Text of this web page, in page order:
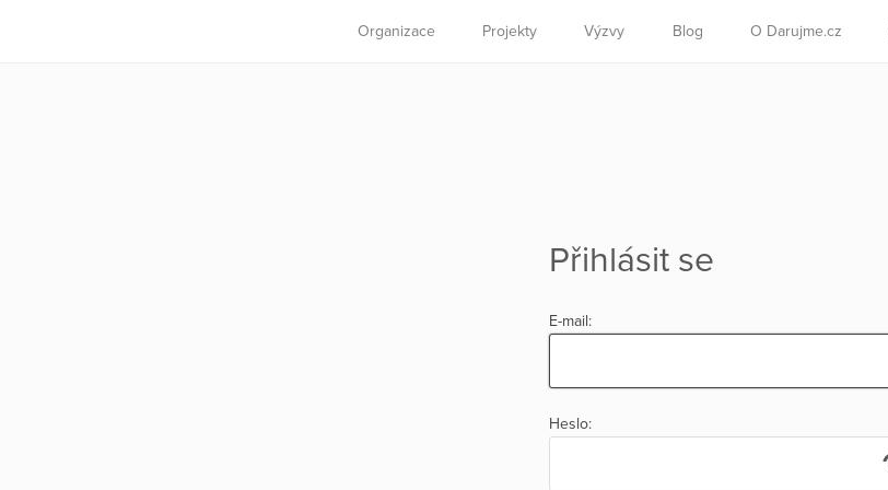
Organizace Projekty Výzvy Blog O Darujme.cz
Přihlásit se
E-mail:
Heslo: